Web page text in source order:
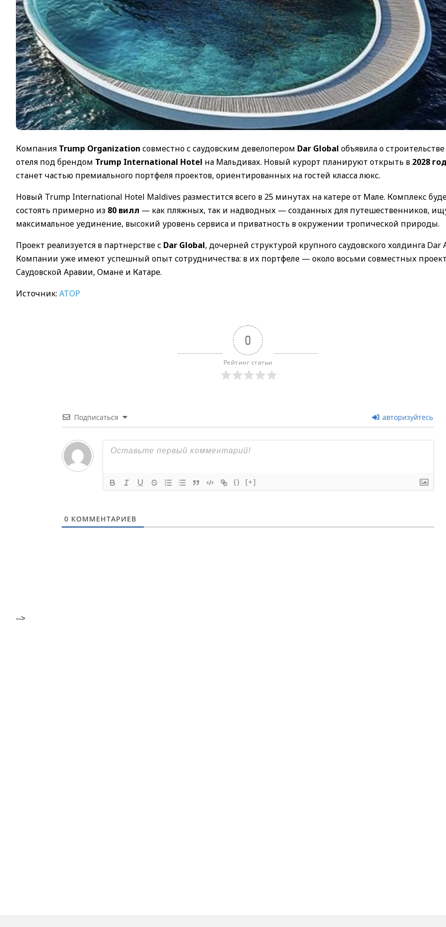
Компания Trump Organization совместно с саудовским девелопером Dar Global объявила о
отеля под брендом Trump International Hotel на Мальдивах. Новый курорт планируют открыть в 2028
станет частью премиального портфеля проектов, ориентированных на гостей класса люкс.
Новый Trump International Hotel Maldives разместится всего в 25 минутах на катере от Мале. Комплекс
состоять примерно из 80 вилл — как пляжных, так и надводных — созданных для путешественников,
максимальное уединение, высокий уровень сервиса и приватность в окружении тропической природы.
Проект реализуется в партнерстве с Dar Global, дочерней структурой крупного саудовского холдинга Dar
Компании уже имеют успешный опыт сотрудничества: в их портфеле — около восьми совместных
Саудовской Аравии, Омане и Катаре.
Источник: АТОР
0
Рейтинг статьи
Подписаться авторизуйтесь
{} [+]
0 КОММЕНТАРИЕВ
-->